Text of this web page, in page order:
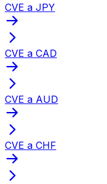
CVE a JPY
CVE a CAD
CVE a AUD
CVE a CHF